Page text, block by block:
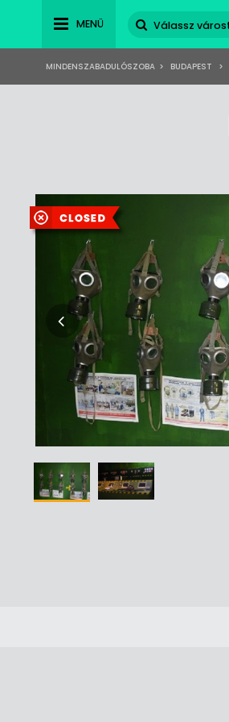
MENÜ
MINDENSZABADULÓSZOBA > BUDAPEST >